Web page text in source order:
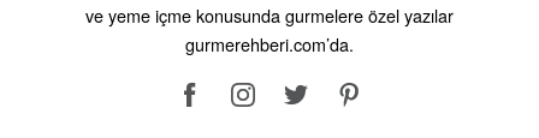
ve yeme içme konusunda gurmelere özel yazılar
gurmerehberi.com’da.